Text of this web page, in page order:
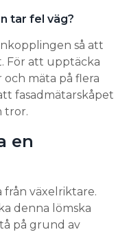
tar fel väg?
så att
För att upptäcka
och mäta på flera
fasadmätarskåpet
tror.
en
från växelriktare.
denna lömska
på grund av